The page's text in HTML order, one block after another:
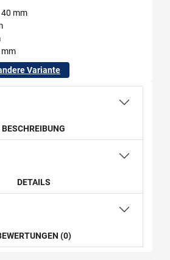
mm
Variante
BESCHREIBUNG
DETAILS
(0)